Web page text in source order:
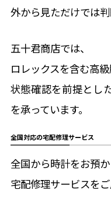
外から見ただけでは判
五十君商店では、
ロレックスを含む高級
状態確認を前提とし
を承っています。
全国対応の宅配修理サービス
全国から時計をお預
宅配修理サービスをご